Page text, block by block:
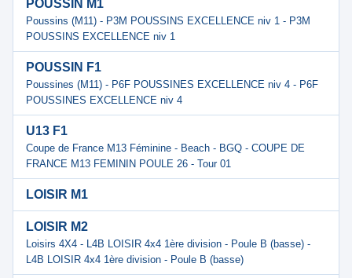
POUSSIN M1
Poussins (M11) - P3M POUSSINS EXCELLENCE niv 1 - P3M
POUSSINS EXCELLENCE niv 1
POUSSIN F1
Poussines (M11) - P6F POUSSINES EXCELLENCE niv 4 - P6F
POUSSINES EXCELLENCE niv 4
U13 F1
Coupe de France M13 Féminine - Beach - BGQ - COUPE DE
FRANCE M13 FEMININ POULE 26 - Tour 01
LOISIR M1
LOISIR M2
Loisirs 4X4 - L4B LOISIR 4x4 1ère division - Poule B (basse) -
L4B LOISIR 4x4 1ère division - Poule B (basse)